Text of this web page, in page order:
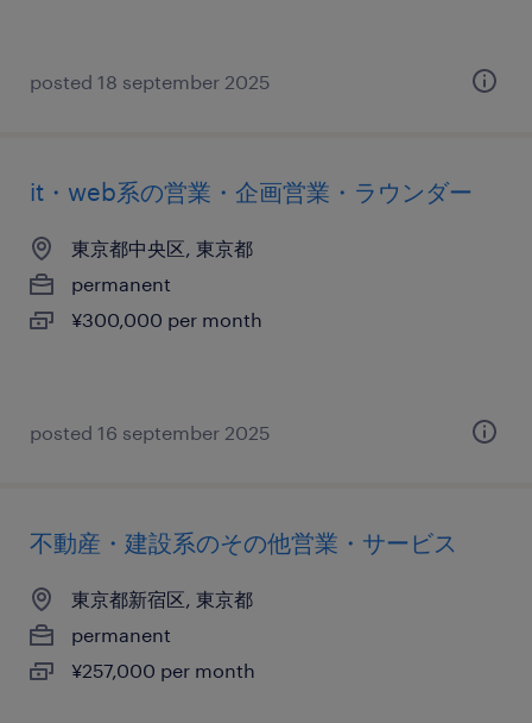
posted 18 september 2025
it・web系の営業・企画営業・ラウンダー
東京都中央区, 東京都
permanent
¥300,000 per month
posted 16 september 2025
不動産・建設系のその他営業・サービス
東京都新宿区, 東京都
permanent
¥257,000 per month